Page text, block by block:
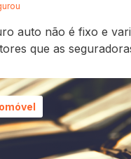
auto não é fixo e
que as
únicas, e
final. Um dos
é o perfil do
de direção impactam…